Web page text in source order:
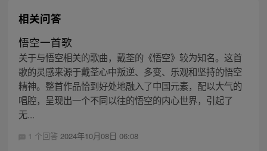
相关问答
悟空一首歌
关于与悟空相关的歌曲，戴荃的《悟空》较为知名。这首
歌的灵感来源于戴荃心中叛逆、多变、乐观和坚持的悟空
精神。整首作品恰到好处地融入了中国元素，配以大气的
唱腔，呈现出一个不同以往的悟空的内心世界，引起了
无...
1 个回答 2024年10月08日 06:08